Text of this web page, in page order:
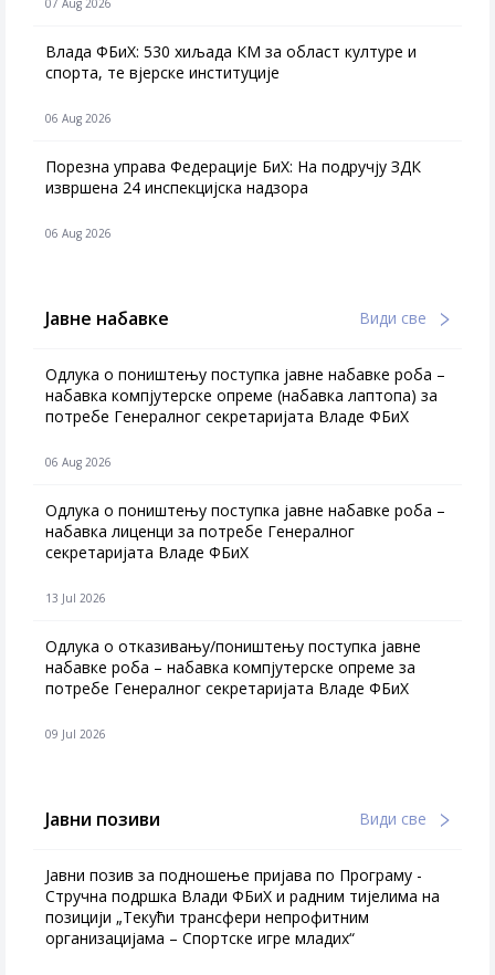
07 Aug 2026
Влада ФБиХ: 530 хиљада КМ за област културе и
спорта, те вјерске институције
06 Aug 2026
Порезна управа Федерације БиХ: На подручју ЗДК
извршена 24 инспекцијска надзора
06 Aug 2026
Јавне набавке Види све
Одлука о поништењу поступка јавне набавке роба –
набавка компјутерске опреме (набавка лаптопа) за
потребе Генералног секретаријата Владе ФБиХ
06 Aug 2026
Одлука о поништењу поступка јавне набавке роба –
набавка лиценци за потребе Генералног
секретаријата Владе ФБиХ
13 Jul 2026
Одлука о отказивању/поништењу поступка јавне
набавке роба – набавка компјутерске опреме за
потребе Генералног секретаријата Владе ФБиХ
09 Jul 2026
Јавни позиви Види све
Јавни позив за подношење пријава по Програму -
Стручна подршка Влади ФБиХ и радним тијелима на
позицији „Текући трансфери непрофитним
организацијама – Спортске игре младих“